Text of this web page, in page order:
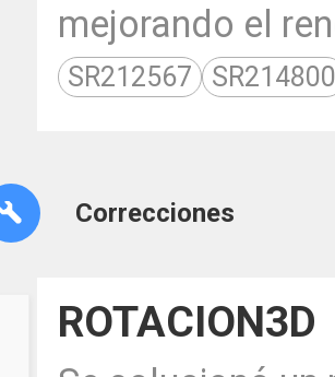
mejorando el
SR212567 SR214800
Correcciones
ROTACION3D